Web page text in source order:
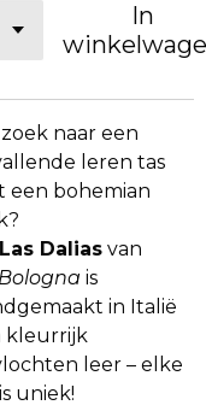
In
naar een
leren tas
een bohemian
Las Dalias van
is
in Italië
kleurrijk
leer – elke
uniek!